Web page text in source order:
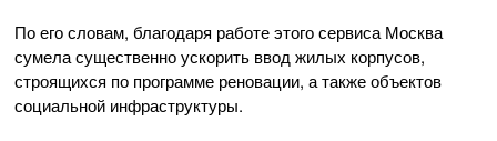
По его словам, благодаря работе этого сервиса Москва
сумела существенно ускорить ввод жилых корпусов,
строящихся по программе реновации, а также объектов
социальной инфраструктуры.